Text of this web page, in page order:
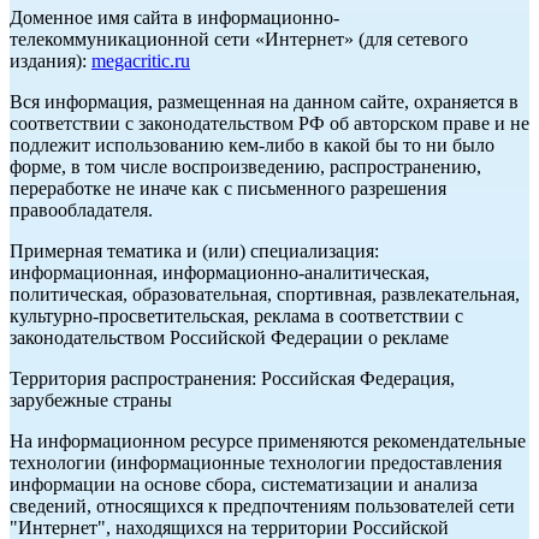
Доменное имя сайта в информационно-
телекоммуникационной сети «Интернет» (для сетевого
издания): megacritic.ru
Вся информация, размещенная на данном сайте, охраняется в
соответствии с законодательством РФ об авторском праве и не
подлежит использованию кем-либо в какой бы то ни было
форме, в том числе воспроизведению, распространению,
переработке не иначе как с письменного разрешения
правообладателя.
Примерная тематика и (или) специализация:
информационная, информационно-аналитическая,
политическая, образовательная, спортивная, развлекательная,
культурно-просветительская, реклама в соответствии с
законодательством Российской Федерации о рекламе
Территория распространения: Российская Федерация,
зарубежные страны
На информационном ресурсе применяются рекомендательные
технологии (информационные технологии предоставления
информации на основе сбора, систематизации и анализа
сведений, относящихся к предпочтениям пользователей сети
"Интернет", находящихся на территории Российской